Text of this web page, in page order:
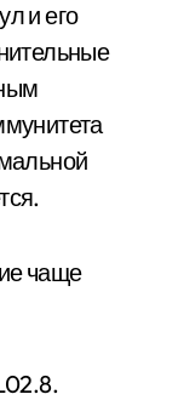
и его
чаще